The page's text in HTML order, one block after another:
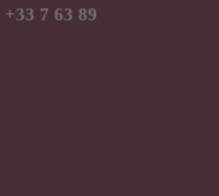
+33 7 63 89